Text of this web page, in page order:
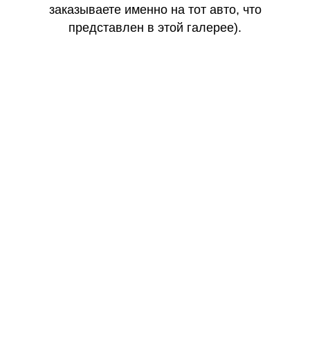
заказываете именно на тот авто, что
представлен в этой галерее).